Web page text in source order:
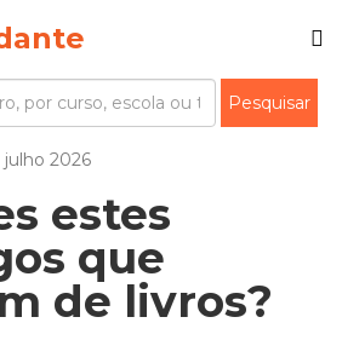
julho 2026
estes
que
de livros?